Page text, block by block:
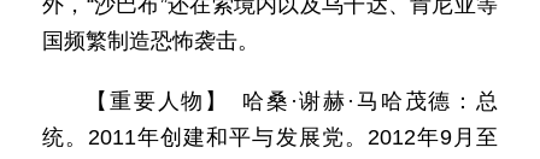
外，“沙巴布”还在索境内以及乌干达、肯尼亚等
国频繁制造恐怖袭击。
【重要人物】 哈桑·谢赫·马哈茂德：总
统。2011年创建和平与发展党。2012年9月至